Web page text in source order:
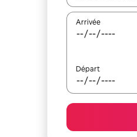
Arrivée
Départ